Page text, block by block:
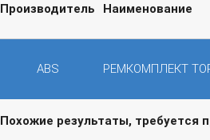
Производитель Наименование
ABS РЕМКОМПЛЕКТ
Похожие результаты, требуется